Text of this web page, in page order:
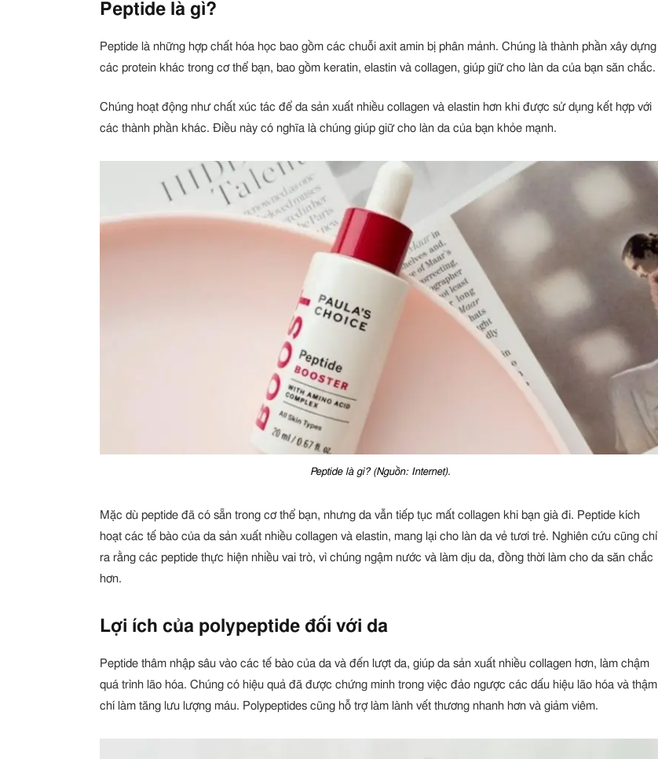
Peptide là gì?
Peptide là những hợp chất hóa học bao gồm các chuỗi axit amin bị phân mảnh. Chúng là thành phần xây dựng
các protein khác trong cơ thể bạn, bao gồm keratin, elastin và collagen, giúp giữ cho làn da của bạn săn chắc.
Chúng hoạt động như chất xúc tác để da sản xuất nhiều collagen và elastin hơn khi được sử dụng kết hợp với
các thành phần khác. Điều này có nghĩa là chúng giúp giữ cho làn da của bạn khỏe mạnh.
Peptide là gì? (Nguồn: Internet).
Mặc dù peptide đã có sẵn trong cơ thể bạn, nhưng da vẫn tiếp tục mất collagen khi bạn già đi. Peptide kích
hoạt các tế bào của da sản xuất nhiều collagen và elastin, mang lại cho làn da vẻ tươi trẻ. Nghiên cứu cũng chỉ
ra rằng các peptide thực hiện nhiều vai trò, vì chúng ngậm nước và làm dịu da, đồng thời làm cho da săn chắc
hơn.
Lợi ích của polypeptide đối với da
Peptide thâm nhập sâu vào các tế bào của da và đến lượt da, giúp da sản xuất nhiều collagen hơn, làm chậm
quá trình lão hóa. Chúng có hiệu quả đã được chứng minh trong việc đảo ngược các dấu hiệu lão hóa và thậm
chí làm tăng lưu lượng máu. Polypeptides cũng hỗ trợ làm lành vết thương nhanh hơn và giảm viêm.